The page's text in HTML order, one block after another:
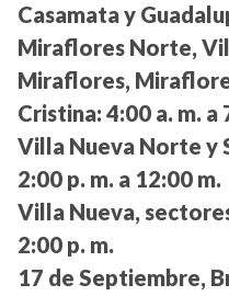
Casamata y
Miraflores Norte,
Miraflores,
Cristina: 4:00 a. m. a
Villa Nueva Norte y
2:00 p. m. a 12:00 m.
Villa Nueva,
2:00 p. m.
17 de Septiembre,